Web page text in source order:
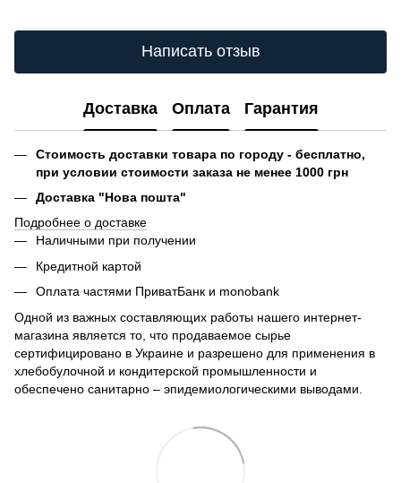
Написать отзыв
Доставка Оплата Гарантия
Стоимость доставки товара по городу - бесплатно,
при условии стоимости заказа не менее 1000 грн
Доставка "Нова пошта"
Подробнее о доставке
Наличными при получении
Кредитной картой
Оплата частями ПриватБанк и monobank
Одной из важных составляющих работы нашего интернет-
магазина является то, что продаваемое сырье
сертифицировано в Украине и разрешено для применения в
хлебобулочной и кондитерской промышленности и
обеспечено санитарно – эпидемиологическими выводами.